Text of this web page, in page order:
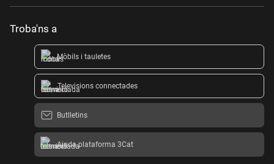
Troba'ns a
Mòbils i tauletes
Televisions connectades
Butlletins
Ajuda plataforma 3Cat